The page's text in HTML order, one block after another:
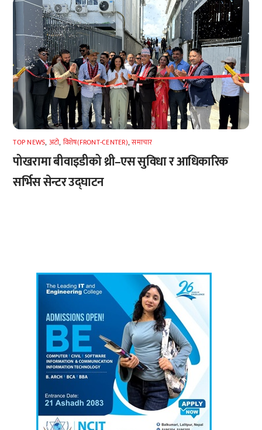
TOP NEWS, अटाे, विशेष(FRONT-CENTER),समाचार
पोखरामा बीवाइडीको थ्री–एस सुविधा र आधिकारिक
सर्भिस सेन्टर उद्घाटन